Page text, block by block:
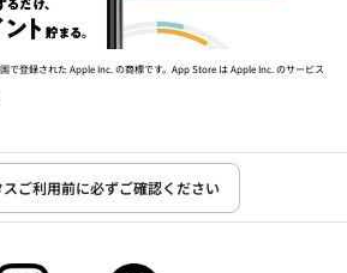
で登録された Apple Inc. の商標です。App Store は Apple Inc. のサービス
スご利用前に必ずご確認ください